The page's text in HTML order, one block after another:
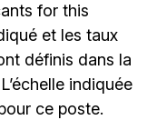
for this
et les taux
définis dans la
indiquée
ce poste.